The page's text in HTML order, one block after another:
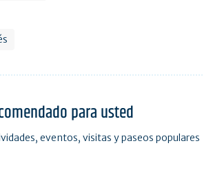
para usted
eventos, visitas y paseos populares